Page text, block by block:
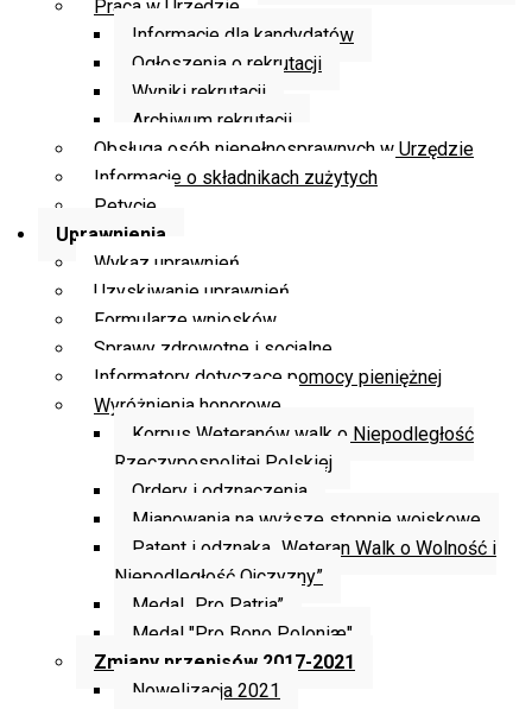
Praca w Urzędzie
Informacje dla kandydatów
Ogłoszenia o rekrutacji
Wyniki rekrutacji
Archiwum rekrutacji
Obsługa osób niepełnosprawnych w Urzędzie
Informacje o składnikach zużytych
Petycje
Uprawnienia
Wykaz uprawnień
Uzyskiwanie uprawnień
Formularze wniosków
Sprawy zdrowotne i socjalne
Informatory dotyczące pomocy pieniężnej
Wyróżnienia honorowe
Korpus Weteranów walk o Niepodległość
Rzeczypospolitej Polskiej
Ordery i odznaczenia
Mianowania na wyższe stopnie wojskowe
Patent i odznaka „Weteran Walk o Wolność i
Niepodległość Ojczyzny”
Medal „Pro Patria”
Medal "Pro Bono Poloniæ"
Zmiany przepisów 2017-2021
Nowelizacja 2021